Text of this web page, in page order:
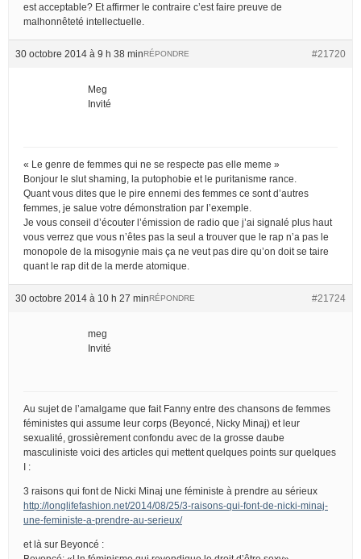
est acceptable? Et affirmer le contraire c’est faire preuve de
malhonnêteté intellectuelle.
30 octobre 2014 à 9 h 38 min #21720
RÉPONDRE
Meg
Invité
« Le genre de femmes qui ne se respecte pas elle meme »
Bonjour le slut shaming, la putophobie et le puritanisme rance.
Quant vous dites que le pire ennemi des femmes ce sont d’autres
femmes, je salue votre démonstration par l’exemple.
Je vous conseil d’écouter l’émission de radio que j’ai signalé plus haut
vous verrez que vous n’êtes pas la seul a trouver que le rap n’a pas le
monopole de la misogynie mais ça ne veut pas dire qu’on doit se taire
quant le rap dit de la merde atomique.
30 octobre 2014 à 10 h 27 min #21724
RÉPONDRE
meg
Invité
Au sujet de l’amalgame que fait Fanny entre des chansons de femmes
féministes qui assume leur corps (Beyoncé, Nicky Minaj) et leur
sexualité, grossièrement confondu avec de la grosse daube
masculiniste voici des articles qui mettent quelques points sur quelques
I :
3 raisons qui font de Nicki Minaj une féministe à prendre au sérieux
http://longlifefashion.net/2014/08/25/3-raisons-qui-font-de-nicki-minaj-
une-feministe-a-prendre-au-serieux/
et là sur Beyoncé :